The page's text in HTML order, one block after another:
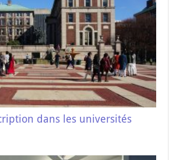
dans les universités